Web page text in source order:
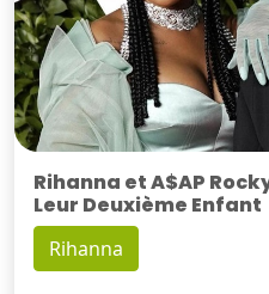
Rihanna et A$AP
Leur Deuxième Enfant
Rihanna